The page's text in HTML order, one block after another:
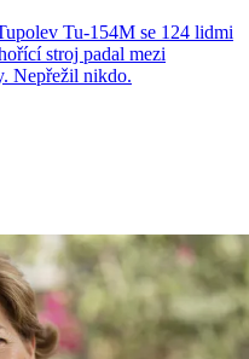
Tu-154M se 124 lidmi
stroj padal mezi
Nepřežil nikdo.